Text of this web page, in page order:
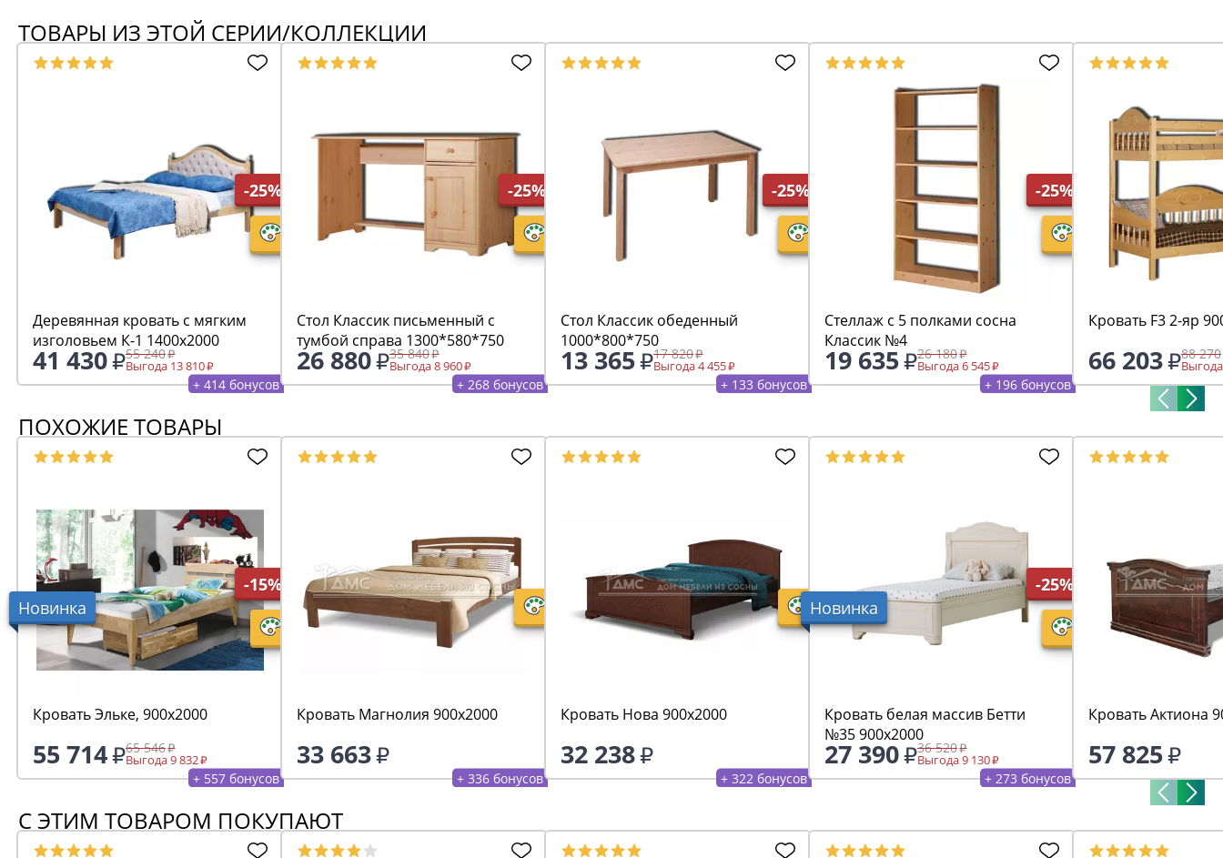
ТОВАРЫ ИЗ ЭТОЙ СЕРИИ/КОЛЛЕКЦИИ
-25%
Деревянная кровать с мягким
изголовьем К-1 1400х2000
41 430 55 240
Выгода 13 810
+ 414 бонусов
-25%
Стол Классик письменный с
тумбой справа 1300*580*750
26 880 35 840
Выгода 8 960
+ 268 бонусов
-25%
Стол Классик обеденный
1000*800*750
13 365 17 820
Выгода 4 455
+ 133 бонусов
-25%
Стеллаж с 5 полками сосна
Классик №4
19 635 26 180
Выгода 6 545
+ 196 бонусов
Кровать F3 2-яр
66 203 88 270
ПОХОЖИЕ ТОВАРЫ
Новинка
-15%
Кровать Эльке, 900х2000
55 714 65 546
Выгода 9 832
+ 557 бонусов
Кровать Магнолия 900х2000
33 663
+ 336 бонусов
Кровать Нова 900х2000
32 238
+ 322 бонусов
Новинка
-25%
Кровать белая массив Бетти
№35 900х2000
27 390 36 520
Выгода 9 130
+ 273 бонусов
Кровать Актиона
57 825
С ЭТИМ ТОВАРОМ ПОКУПАЮТ